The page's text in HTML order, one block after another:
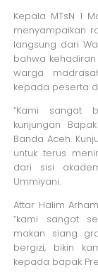
Kepala MTsN 1
menyampaikan
langsung dari
bahwa
warga
kepada peserta
“Kami sangat
kunjungan
Banda Aceh.
untuk terus
dari sisi
Ummiyani.
Attar Halim
“kami sangat
makan siang
bergizi, bikin
kepada bapak